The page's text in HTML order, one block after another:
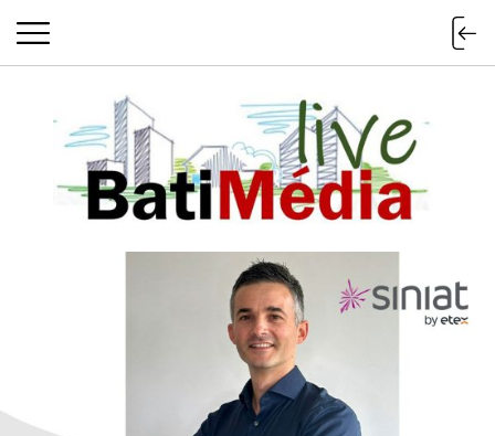
Batimedialive